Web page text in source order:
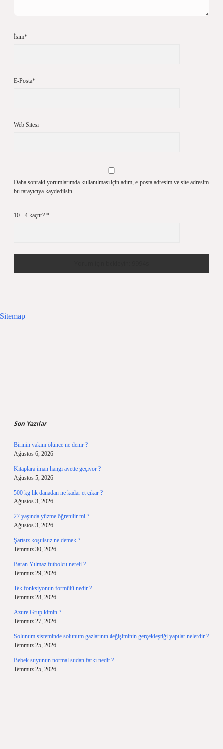
İsim*
E-Posta*
Web Sitesi
Daha sonraki yorumlarımda kullanılması için adım, e-posta adresim ve site adresim
bu tarayıcıya kaydedilsin.
10 - 4 kaçtır? *
Sitemap
Son Yazılar
Birinin yakını ölünce ne denir ?
Ağustos 6, 2026
Kitaplara iman hangi ayette geçiyor ?
Ağustos 5, 2026
500 kg lık danadan ne kadar et çıkar ?
Ağustos 3, 2026
27 yaşında yüzme öğrenilir mi ?
Ağustos 3, 2026
Şartsız koşulsuz ne demek ?
Temmuz 30, 2026
Baran Yılmaz futbolcu nereli ?
Temmuz 29, 2026
Tek fonksiyonun formülü nedir ?
Temmuz 28, 2026
Azure Grup kimin ?
Temmuz 27, 2026
Solunum sisteminde solunum gazlarının değişiminin gerçekleştiği yapılar nelerdir ?
Temmuz 25, 2026
Bebek suyunun normal sudan farkı nedir ?
Temmuz 25, 2026